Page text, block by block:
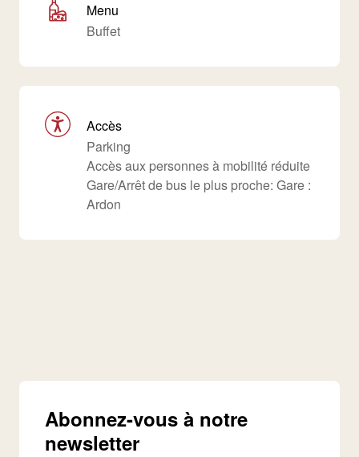
Menu
Buffet
Accès
Parking
Accès aux personnes à mobilité réduite
Gare/Arrêt de bus le plus proche: Gare :
Ardon
Abonnez-vous à notre
newsletter